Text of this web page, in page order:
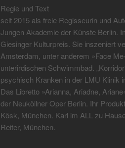
Regie und Text
seit 2015 als freie Regisseurin und
Jungen Akademie der Künste Berlin.
Giesinger Kulturpreis. Sie inszeniert
Amsterdam, unter anderem »Face
unterirdischen Schwimmbad.
psychisch Kranken in der LMU Klinik
Das Libretto »Arianna, Ariadne,
der Neuköllner Oper Berlin. Ihr
Kösk, München. Karl im ALL zu
Reiter, München.